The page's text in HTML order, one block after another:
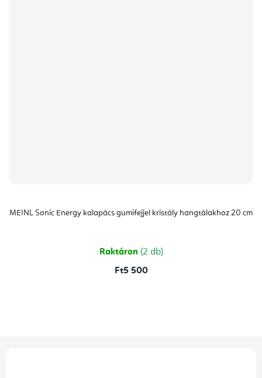
MEINL Sonic Energy kalapács gumifejjel kristály hangtálakhoz 20 cm
Raktáron (2 db)
Ft5 500